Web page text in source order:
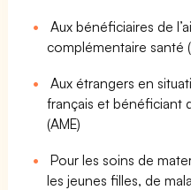
Aux bénéficiaires de
complémentaire santé
Aux étrangers en
français et bénéficiant
(AME)
Pour les soins de
les jeunes filles, de